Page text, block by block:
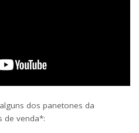
dos panetones da
de venda*: